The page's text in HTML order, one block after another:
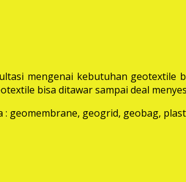
mengenai kebutuhan geotextile
bisa ditawar sampai deal
geomembrane, geogrid, geobag,